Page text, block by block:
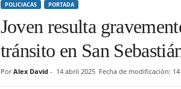
POLICIACAS PORTADA
Joven resulta
tránsito en San
Por Alex David- 14 abril 2025 Fecha de modificación: